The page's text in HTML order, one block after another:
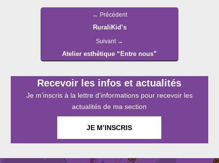
Navigation
← PrécédentArticle
précédent :
RuraliKid’s
Suivant →
suivant :
Atelier esthétique “Entre nous”
Recevoir les infos et actualités
Je m’inscris à la lettre d’informations pour recevoir les
actualités de ma section
JE M’INSCRIS